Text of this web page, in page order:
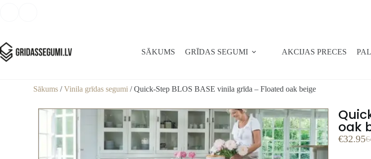
SĀKUMS GRĪDAS SEGUMI AKCIJAS PRECES
Sākums /Vinila grīdas segumi / Quick-Step BLOS BASE vinila grīda – Floated oak beige
oak
€
€32.95